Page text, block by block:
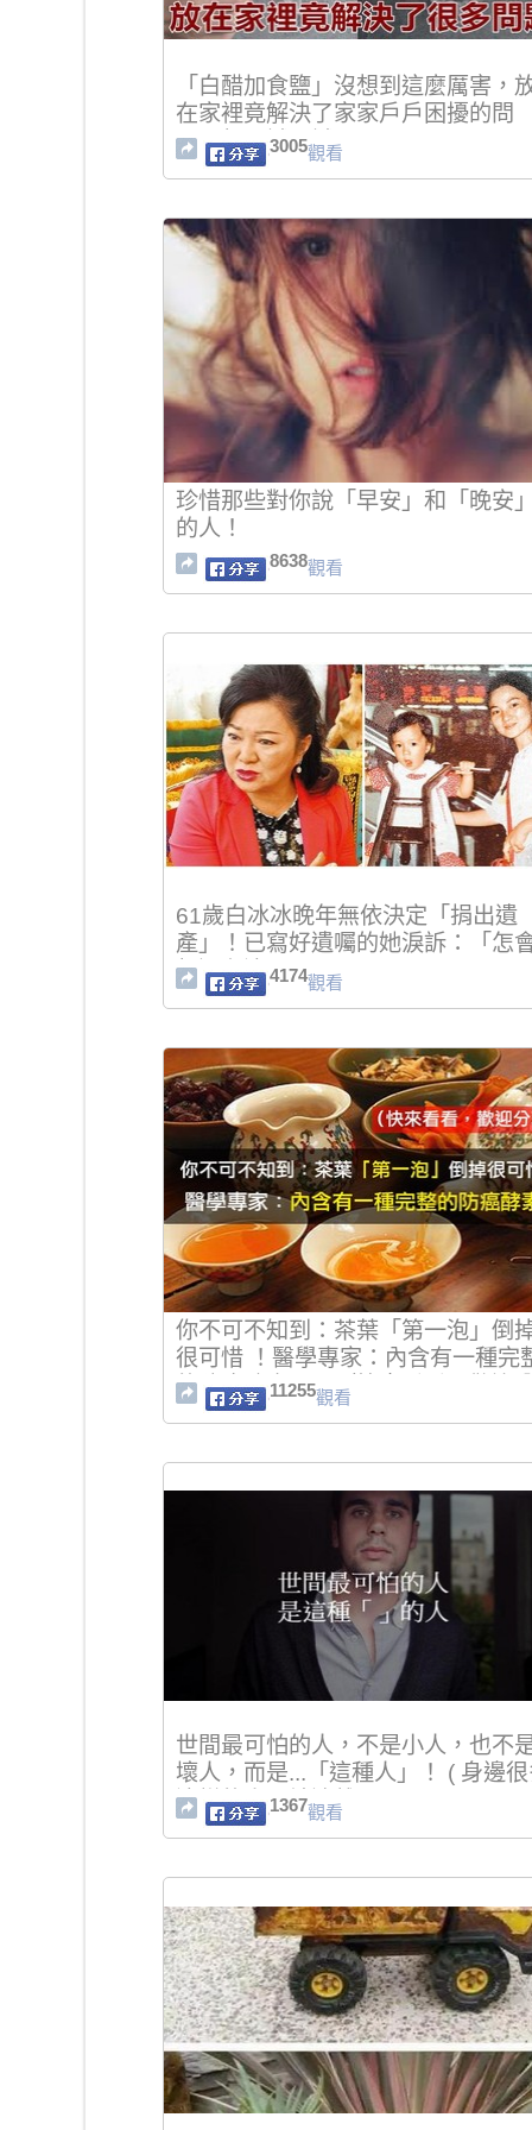
「白醋加食鹽」沒想到這麼厲害，
在家裡竟解決了家家戶戶困擾的問
題，趕緊試一試！
3005觀看
珍惜那些對你說「早安」和「晚安
的人！
8638觀看
61歲白冰冰晚年無依決定「捐出遺
產」！已寫好遺囑的她淚訴：「怎
想過有這一天...」
4174觀看
你不可不知到：茶葉「第一泡」倒
很可惜 ！醫學專家：內含有一種完
的防癌酵素？！（快來看看，歡迎
享）
11255觀看
世間最可怕的人，不是小人，也不
壞人，而是...「這種人」！ ( 身邊
這樣的人，請遠離！)
1367觀看